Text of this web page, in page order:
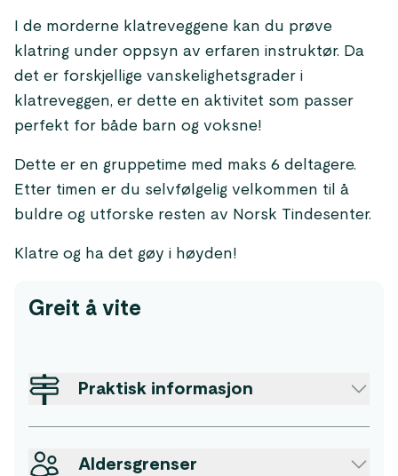
I de morderne klatreveggene kan du prøve
klatring under oppsyn av erfaren instruktør. Da
det er forskjellige vanskelighetsgrader i
klatreveggen, er dette en aktivitet som passer
perfekt for både barn og voksne!
Dette er en gruppetime med maks 6 deltagere.
Etter timen er du selvfølgelig velkommen til å
buldre og utforske resten av Norsk Tindesenter.
Klatre og ha det gøy i høyden!
Greit å vite
Praktisk informasjon
Aldersgrenser